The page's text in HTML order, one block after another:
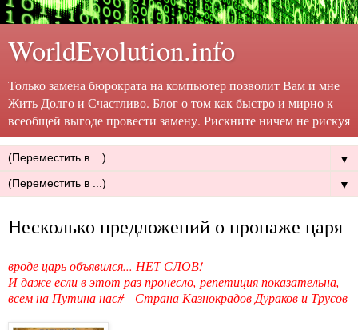
WorldEvolution.info
Только замена бюрократа на компьютер позволит Вам и мне
Жить Долго и Счастливо. Блог о том как быстро и мирно к
всеобщей выгоде провести замену. Рискните ничем не рискуя
▼
▼
Несколько предложений о пропаже царя
вроде царь объявился... НЕТ СЛОВ!
И даже если в этот раз пронесло, репетиция показательна,
всем на Путина нас#- Страна Казнокрадов Дураков и Трусов